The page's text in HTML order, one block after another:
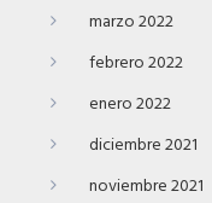
marzo 2022
febrero 2022
enero 2022
diciembre 2021
noviembre 2021